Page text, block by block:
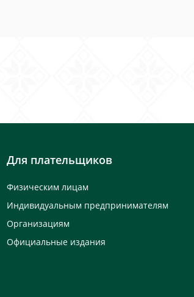
Для плательщиков
Физическим лицам
Индивидуальным предпринимателям
Организациям
Официальные издания